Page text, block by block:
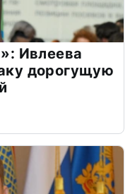
Ивлеева
дорогущую